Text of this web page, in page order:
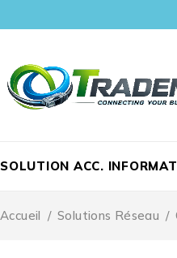
SOLUTION ACC.
Accueil / Solutions Réseau /